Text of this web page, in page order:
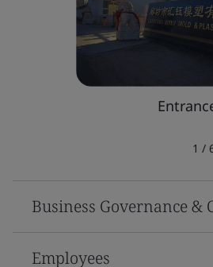
1 /
Business Governance &
Employees